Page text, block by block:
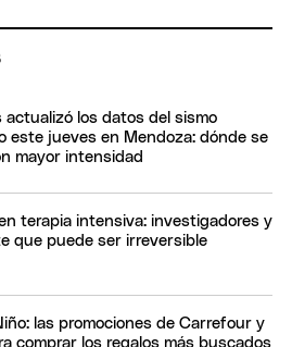
actualizó los datos del sismo
este jueves en Mendoza: dónde se
mayor intensidad
terapia intensiva: investigadores y
que puede ser irreversible
las promociones de Carrefour y
comprar los regalos más buscados